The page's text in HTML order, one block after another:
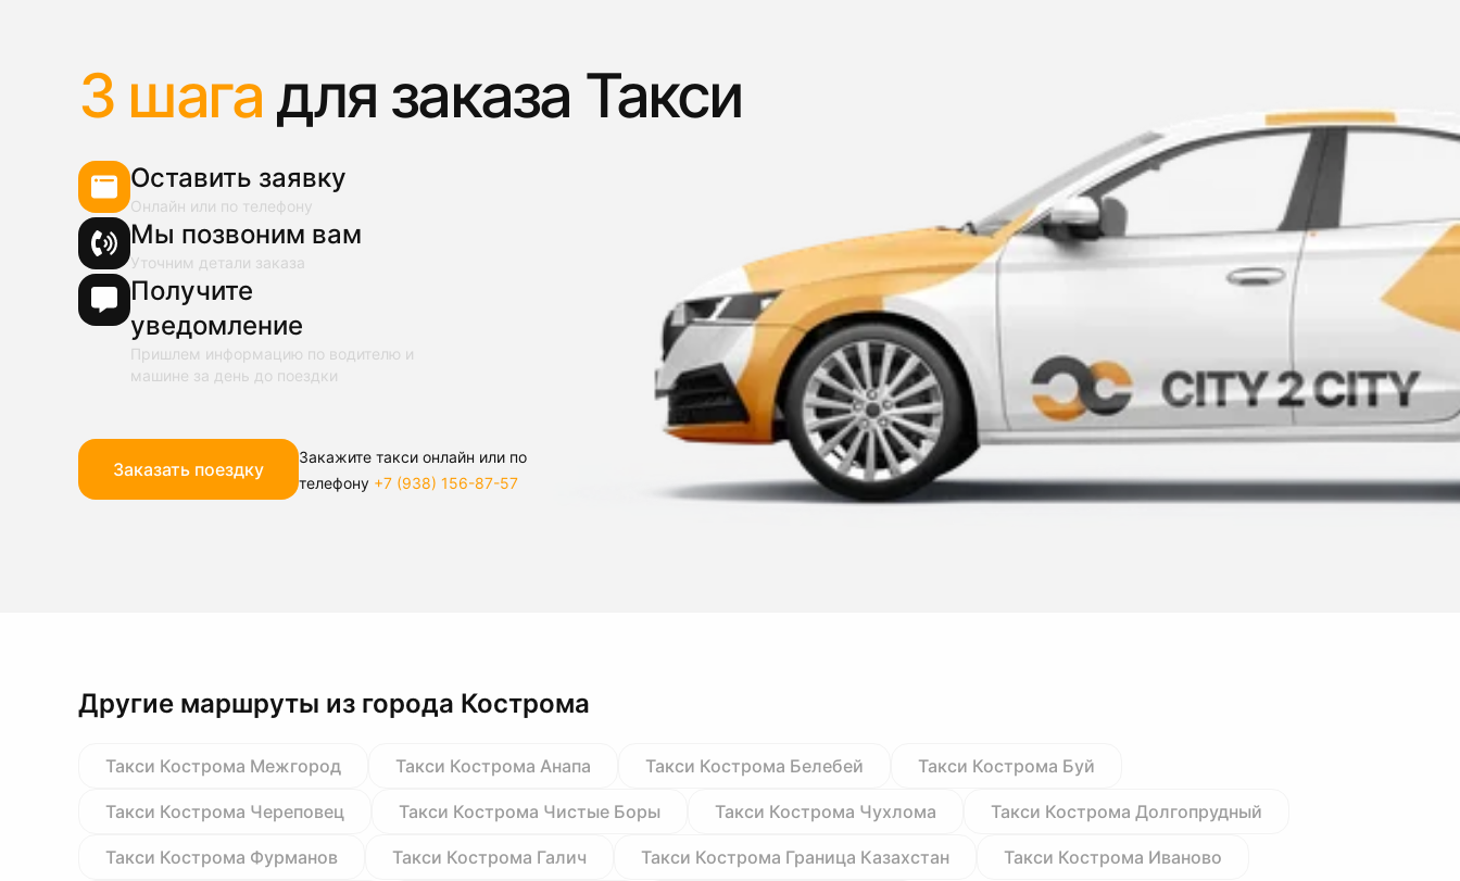
3 шага для заказа Такси
Оставить заявку
Онлайн или по телефону
Мы позвоним вам
Уточним детали заказа
Получите
уведомление
Пришлем информацию по водителю и
машине за день до поездки
Заказать поездку
Закажите такси онлайн или по
телефону +7 (938) 156-87-57
Другие маршруты из города Кострома
Такси Кострома Межгород Такси Кострома Анапа Такси Кострома Белебей Такси Кострома Буй
Такси Кострома Череповец Такси Кострома Чистые Боры Такси Кострома Чухлома Такси Кострома Долгопрудный
Такси Кострома Фурманов Такси Кострома Галич Такси Кострома Граница Казахстан Такси Кострома Иваново